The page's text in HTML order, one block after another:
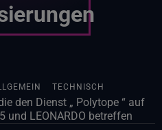
TECHNISCH
den Dienst „ Polytope “ auf
und LEONARDO betreffen